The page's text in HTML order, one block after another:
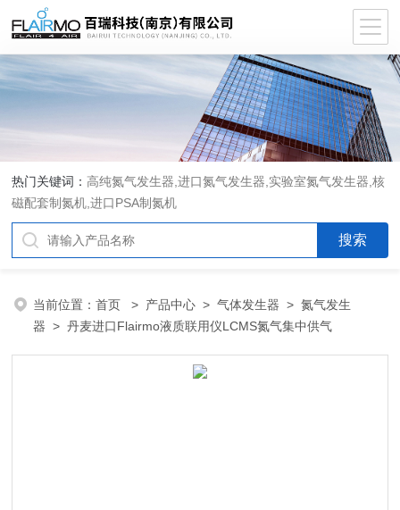
热门关键词： 高纯氮气发生器,进口氮气发生器,实验室氮气发生器,核
磁配套制氮机,进口PSA制氮机
当前位置：首页 > 产品中心 >气体发生器 >氮气发生
器 > 丹麦进口Flairmo液质联用仪LCMS氮气集中供气